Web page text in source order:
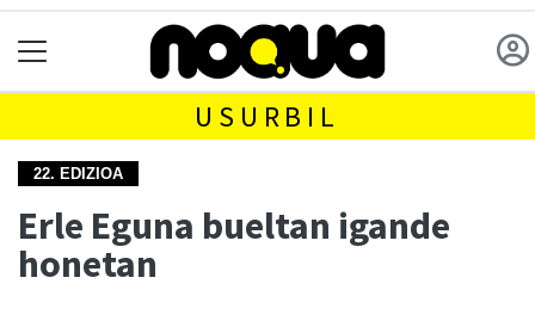
USURBIL
22. EDIZIOA
Erle Eguna bueltan igande
honetan